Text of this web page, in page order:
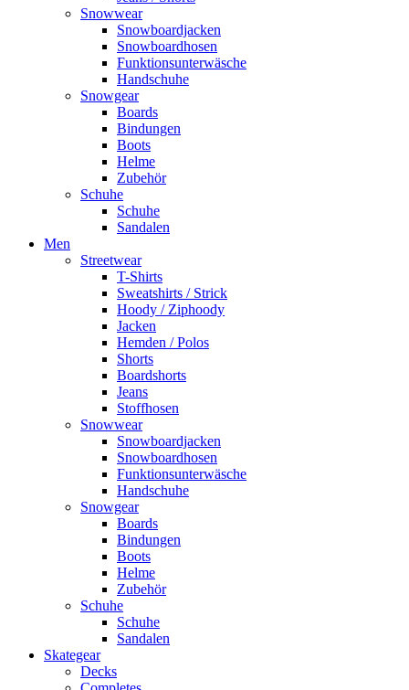
Snowwear
Snowboardjacken
Snowboardhosen
Funktionsunterwäsche
Handschuhe
Snowgear
Boards
Bindungen
Boots
Helme
Zubehör
Schuhe
Schuhe
Sandalen
Men
Streetwear
T-Shirts
Sweatshirts / Strick
Hoody / Ziphoody
Jacken
Hemden / Polos
Shorts
Boardshorts
Jeans
Stoffhosen
Snowwear
Snowboardjacken
Snowboardhosen
Funktionsunterwäsche
Handschuhe
Snowgear
Boards
Bindungen
Boots
Helme
Zubehör
Schuhe
Schuhe
Sandalen
Skategear
Decks